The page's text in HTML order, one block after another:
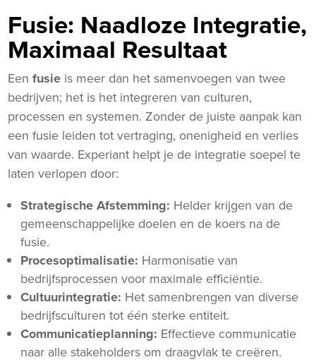
Fusie: Naadloze Integratie,
Maximaal Resultaat
Eenfusie is meer dan het samenvoegen van twee
bedrijven; het is het integreren van culturen,
processen en systemen. Zonder de juiste aanpak kan
een fusie leiden tot vertraging, onenigheid en verlies
van waarde. Experiant helpt je de integratie soepel te
laten verlopen door:
Strategische Afstemming: Helder krijgen van de
gemeenschappelijke doelen en de koers na de
fusie.
Procesoptimalisatie: Harmonisatie van
bedrijfsprocessen voor maximale efficiëntie.
Cultuurintegratie: Het samenbrengen van diverse
bedrijfsculturen tot één sterke entiteit.
Communicatieplanning: Effectieve communicatie
naar alle stakeholders om draagvlak te creëren.